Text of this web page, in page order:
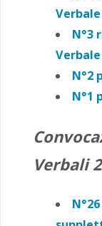
Verbale
N°3
Verbale
N°2
N°1
Verbali